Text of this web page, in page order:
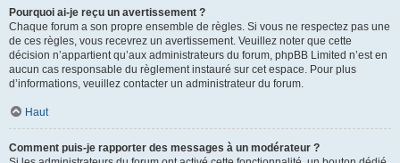
Pourquoi ai-je reçu un avertissement ?
Chaque forum a son propre ensemble de règles. Si vous ne respectez pas une
de ces règles, vous recevrez un avertissement. Veuillez noter que cette
décision n’appartient qu’aux administrateurs du forum, phpBB Limited n’est en
aucun cas responsable du règlement instauré sur cet espace. Pour plus
d’informations, veuillez contacter un administrateur du forum.
Haut
Comment puis-je rapporter des messages à un modérateur ?